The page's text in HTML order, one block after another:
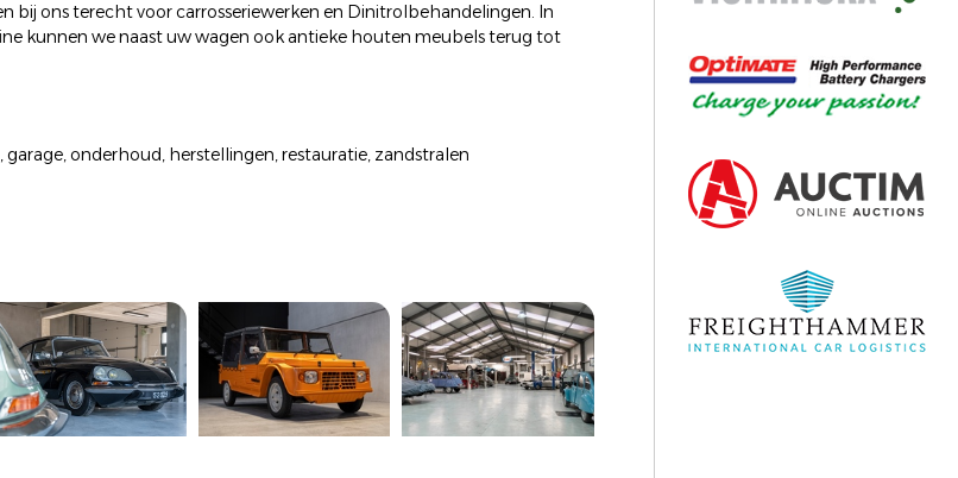
bij ons terecht voor carrosseriewerken en Dinitrolbehandelingen. In
kunnen we naast uw wagen ook antieke houten meubels terug tot
,garage,onderhoud, herstellingen,restauratie, zandstralen